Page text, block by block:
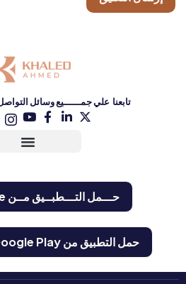
تابعنا علي جمــــــيع وسائل
حـــمل التـــطبــيق مــن ‏App Store‏
حمل التطبيق من Google Play